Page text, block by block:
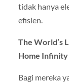
tidak hanya
efisien.
The World’s
Home Infinity
Bagi mereka